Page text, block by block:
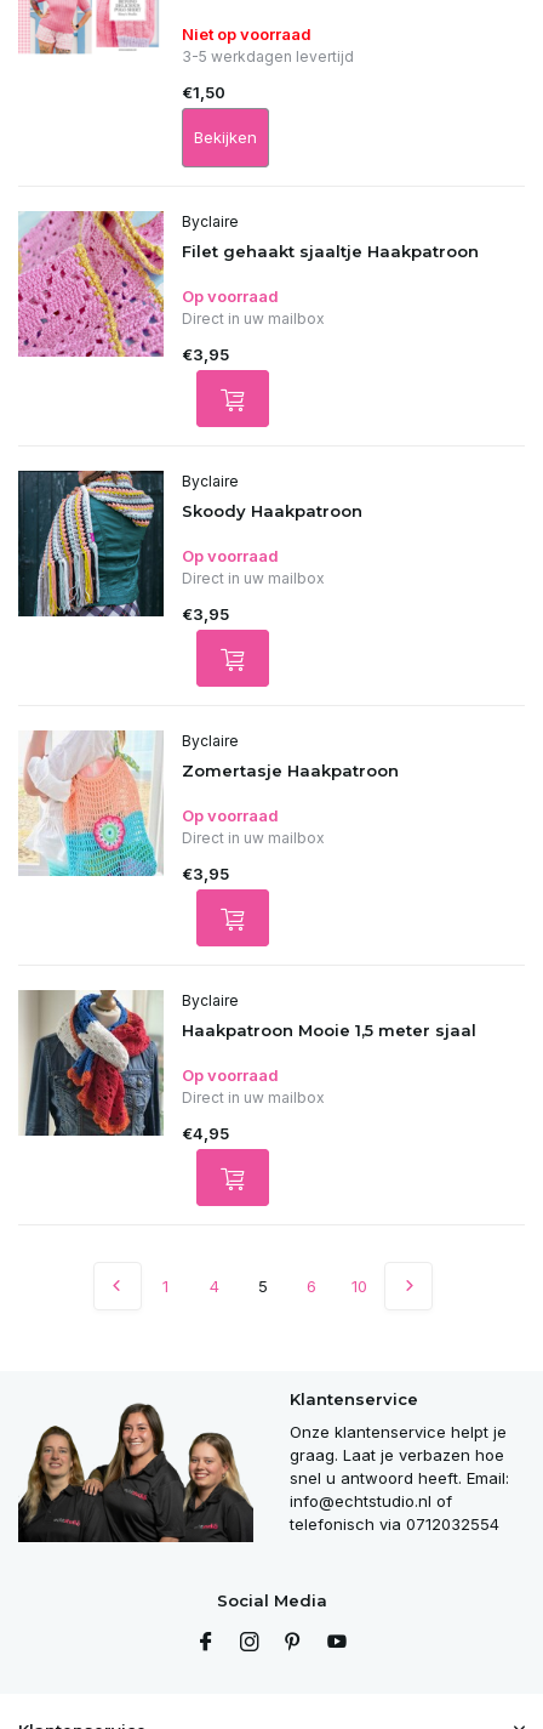
Niet op voorraad
3-5 werkdagen levertijd
€1,50
Bekijken
Byclaire
Filet gehaakt sjaaltje Haakpatroon
Op voorraad
Direct in uw mailbox
€3,95
Byclaire
Skoody Haakpatroon
Op voorraad
Direct in uw mailbox
€3,95
Byclaire
Zomertasje Haakpatroon
Op voorraad
Direct in uw mailbox
€3,95
Byclaire
Haakpatroon Mooie 1,5 meter sjaal
Op voorraad
Direct in uw mailbox
€4,95
1 4 5 6 10
Klantenservice
Onze klantenservice helpt je
graag. Laat je verbazen hoe
snel u antwoord heeft. Email:
info@echtstudio.nl of
telefonisch via 0712032554
Social Media